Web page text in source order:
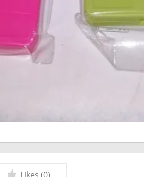
Likes (0)